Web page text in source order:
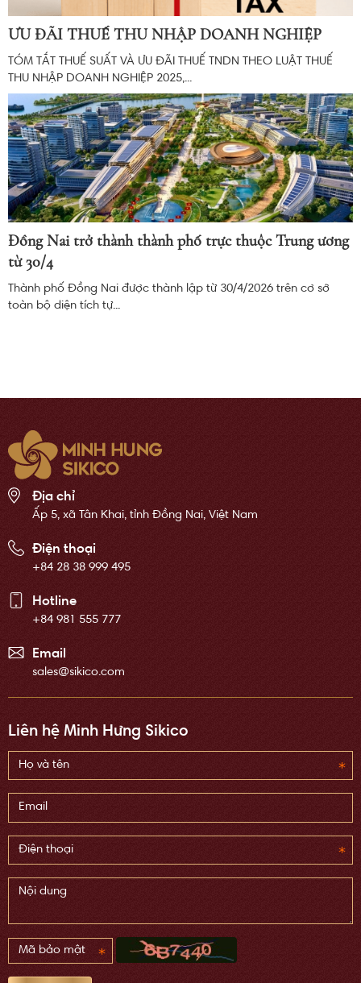
ƯU ĐÃI THUẾ THU NHẬP DOANH NGHIỆP
TÓM TẮT THUẾ SUẤT VÀ ƯU ĐÃI THUẾ TNDN THEO LUẬT THUẾ
THU NHẬP DOANH NGHIỆP 2025,...
Đồng Nai trở thành thành phố trực thuộc Trung ương
từ 30/4
Thành phố Đồng Nai được thành lập từ 30/4/2026 trên cơ sở
toàn bộ diện tích tự...
Địa chỉ
Ấp 5, xã Tân Khai, tỉnh Đồng Nai, Việt Nam
Điện thoại
+84 28 38 999 495
Hotline
+84 981 555 777
Email
sales@sikico.com
Liên hệ Minh Hưng Sikico